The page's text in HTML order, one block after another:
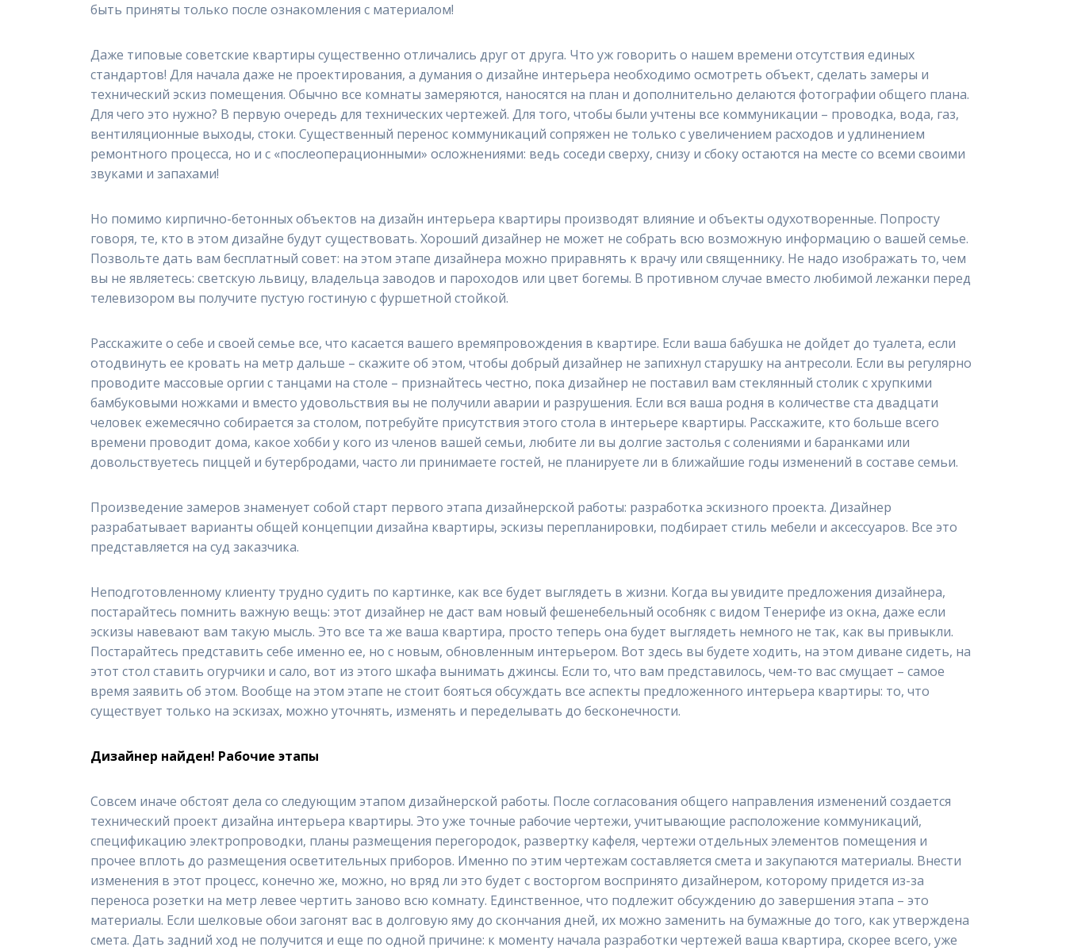
быть приняты только после ознакомления с материалом!
Даже типовые советские квартиры существенно отличались друг от друга. Что уж говорить о нашем времени отсутствия единых
стандартов! Для начала даже не проектирования, а думания о дизайне интерьера необходимо осмотреть объект, сделать замеры и
технический эскиз помещения. Обычно все комнаты замеряются, наносятся на план и дополнительно делаются фотографии общего плана.
Для чего это нужно? В первую очередь для технических чертежей. Для того, чтобы были учтены все коммуникации – проводка, вода, газ,
вентиляционные выходы, стоки. Существенный перенос коммуникаций сопряжен не только с увеличением расходов и удлинением
ремонтного процесса, но и с «послеоперационными» осложнениями: ведь соседи сверху, снизу и сбоку остаются на месте со всеми своими
звуками и запахами!
Но помимо кирпично-бетонных объектов на дизайн интерьера квартиры производят влияние и объекты одухотворенные. Попросту
говоря, те, кто в этом дизайне будут существовать. Хороший дизайнер не может не собрать всю возможную информацию о вашей семье.
Позвольте дать вам бесплатный совет: на этом этапе дизайнера можно приравнять к врачу или священнику. Не надо изображать то, чем
вы не являетесь: светскую львицу, владельца заводов и пароходов или цвет богемы. В противном случае вместо любимой лежанки перед
телевизором вы получите пустую гостиную с фуршетной стойкой.
Расскажите о себе и своей семье все, что касается вашего времяпровождения в квартире. Если ваша бабушка не дойдет до туалета, если
отодвинуть ее кровать на метр дальше – скажите об этом, чтобы добрый дизайнер не запихнул старушку на антресоли. Если вы регулярно
проводите массовые оргии с танцами на столе – признайтесь честно, пока дизайнер не поставил вам стеклянный столик с хрупкими
бамбуковыми ножками и вместо удовольствия вы не получили аварии и разрушения. Если вся ваша родня в количестве ста двадцати
человек ежемесячно собирается за столом, потребуйте присутствия этого стола в интерьере квартиры. Расскажите, кто больше всего
времени проводит дома, какое хобби у кого из членов вашей семьи, любите ли вы долгие застолья с солениями и баранками или
довольствуетесь пиццей и бутербродами, часто ли принимаете гостей, не планируете ли в ближайшие годы изменений в составе семьи.
Произведение замеров знаменует собой старт первого этапа дизайнерской работы: разработка эскизного проекта. Дизайнер
разрабатывает варианты общей концепции дизайна квартиры, эскизы перепланировки, подбирает стиль мебели и аксессуаров. Все это
представляется на суд заказчика.
Неподготовленному клиенту трудно судить по картинке, как все будет выглядеть в жизни. Когда вы увидите предложения дизайнера,
постарайтесь помнить важную вещь: этот дизайнер не даст вам новый фешенебельный особняк с видом Тенерифе из окна, даже если
эскизы навевают вам такую мысль. Это все та же ваша квартира, просто теперь она будет выглядеть немного не так, как вы привыкли.
Постарайтесь представить себе именно ее, но с новым, обновленным интерьером. Вот здесь вы будете ходить, на этом диване сидеть, на
этот стол ставить огурчики и сало, вот из этого шкафа вынимать джинсы. Если то, что вам представилось, чем-то вас смущает – самое
время заявить об этом. Вообще на этом этапе не стоит бояться обсуждать все аспекты предложенного интерьера квартиры: то, что
существует только на эскизах, можно уточнять, изменять и переделывать до бесконечности.
Дизайнер найден! Рабочие этапы
Совсем иначе обстоят дела со следующим этапом дизайнерской работы. После согласования общего направления изменений создается
технический проект дизайна интерьера квартиры. Это уже точные рабочие чертежи, учитывающие расположение коммуникаций,
спецификацию электропроводки, планы размещения перегородок, развертку кафеля, чертежи отдельных элементов помещения и
прочее вплоть до размещения осветительных приборов. Именно по этим чертежам составляется смета и закупаются материалы. Внести
изменения в этот процесс, конечно же, можно, но вряд ли это будет с восторгом воспринято дизайнером, которому придется из-за
переноса розетки на метр левее чертить заново всю комнату. Единственное, что подлежит обсуждению до завершения этапа – это
материалы. Если шелковые обои загонят вас в долговую яму до скончания дней, их можно заменить на бумажные до того, как утверждена
смета. Дать задний ход не получится и еще по одной причине: к моменту начала разработки чертежей ваша квартира, скорее всего, уже